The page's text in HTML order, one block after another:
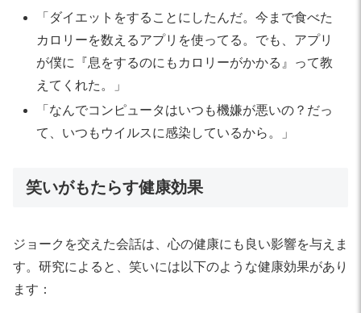
「ダイエットをすることにしたんだ。今まで食べた
カロリーを数えるアプリを使ってる。でも、アプリ
が僕に『息をするのにもカロリーがかかる』って教
えてくれた。」
「なんでコンピュータはいつも機嫌が悪いの？だっ
て、いつもウイルスに感染しているから。」
笑いがもたらす健康効果
ジョークを交えた会話は、心の健康にも良い影響を与えま
す。研究によると、笑いには以下のような健康効果があり
ます：